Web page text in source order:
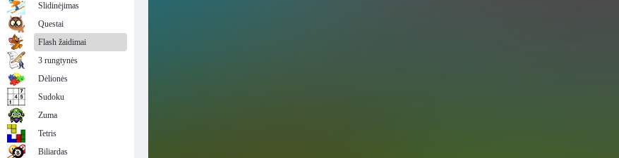
Slidinėjimas
Questai
Flash žaidimai
3 rungtynės
Dėlionės
Sudoku
Zuma
Tetris
Biliardas